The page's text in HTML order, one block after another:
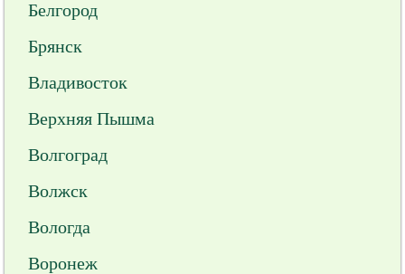
Белгород
Брянск
Владивосток
Верхняя Пышма
Волгоград
Волжск
Вологда
Воронеж